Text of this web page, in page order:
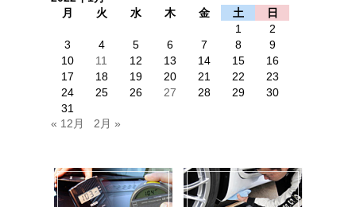
月
火 水 木 金 土
日
1
2
3
4 5 6 7 8
9
10
11 12 13 14 15
16
17
18 19 20 21 22
23
24
25 26 27 28 29
30
31
« 12月
2月 »